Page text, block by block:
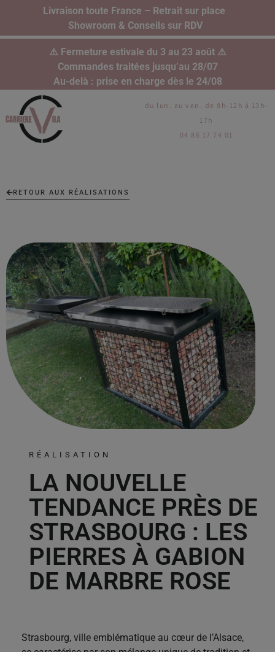
Livraison toute France – Retrait sur place
Showroom & Conseils sur RDV
⚠️ Fermeture estivale du 3 au 23 août ⚠️
Commandes traitées jusqu’au 28/07
Au-delà : prise en charge dès le 24/08
du lun. au ven. de 8h-12h à 13h-
17h
04 86 17 74 01
RETOUR AUX RÉALISATIONS
RÉALISATION
LA NOUVELLE
TENDANCE PRÈS DE
STRASBOURG : LES
PIERRES À GABION
DE MARBRE ROSE
Strasbourg, ville emblématique au cœur de l’Alsace,